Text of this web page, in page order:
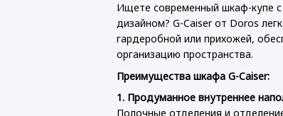
Ищете современный шкаф-купе
дизайном? G-Caiser от Doros
гардеробной или прихожей,
организацию пространства.
Преимущества шкафа G-Caiser:
1. Продуманное внутреннее
Полочные отделения и